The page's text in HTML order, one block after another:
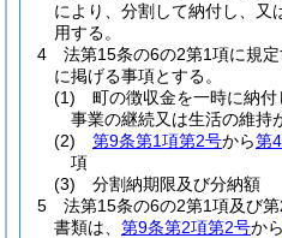
により、分割して納付し、又
用する。
4
法第15条の6の2第1項に規
に掲げる事項とする。
(1)
町の徴収金を一時に納
事業の継続又は生活の維持
(2)
第9条第1項第2号から第
項
(3)
分割納期限及び分納額
5
法第15条の6の2第1項及び
書類は、 第9条第2項第2号から